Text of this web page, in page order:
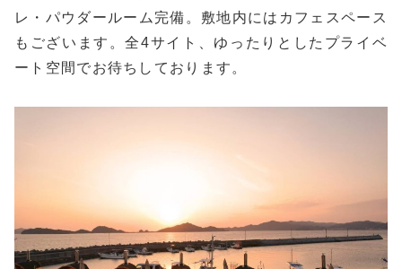
レ・パウダールーム完備。敷地内にはカフェスペース
もございます。全4サイト、ゆったりとしたプライベ
ート空間でお待ちしております。